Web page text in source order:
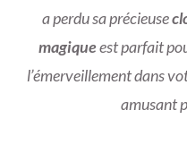
a perdu sa précieuse
magiqueest parfait
l’émerveillement dans
amusant